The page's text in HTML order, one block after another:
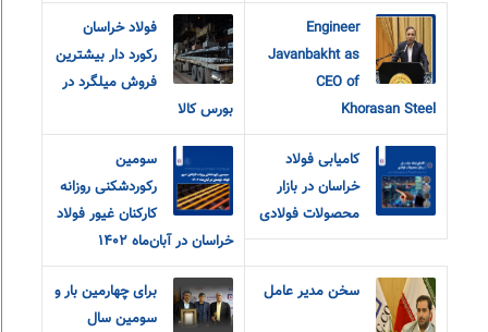
Engineer
Javanbakht as
CEO of
Khorasan Steel
فولاد خراسان
رکورد دار بیشترین
فروش میلگرد در
بورس کالا
کامیابی فولاد
خراسان در بازار
محصولات فولادی
سومین
رکوردشکنی روزانه
کارکنان غیور فولاد
خراسان در آبان‌ماه ۱۴۰۲
سخن مدیر عامل
برای چهارمین بار و
سومین سال